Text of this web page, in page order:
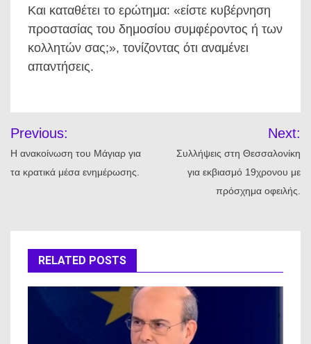
Και καταθέτει το ερώτημα: «είστε κυβέρνηση
προστασίας του δημοσίου συμφέροντος ή των
κολλητών σας;», τονίζοντας ότι αναμένει
απαντήσεις.
άρθρων
Previous:
Η ανακοίνωση του Μάγιαρ για
τα κρατικά μέσα ενημέρωσης.
Next:
Συλλήψεις στη Θεσσαλονίκη
για εκβιασμό 19χρονου με
πρόσχημα οφειλής.
RELATED POSTS